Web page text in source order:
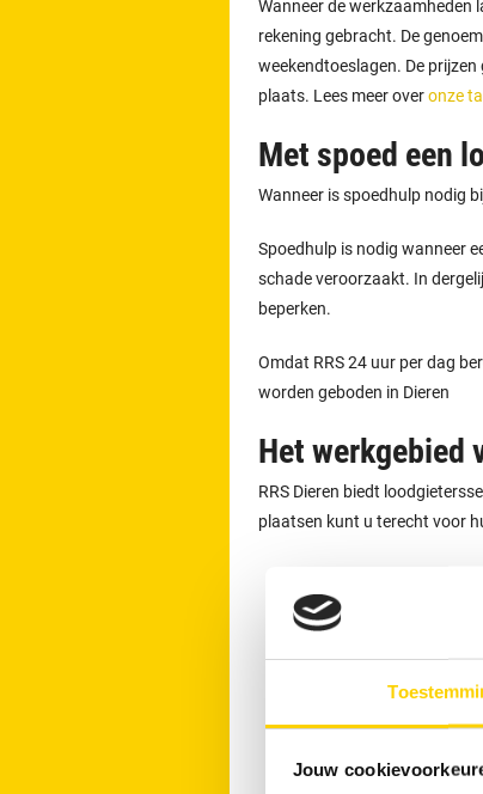
Jouw
Wanneer de werkzaamheden
rekening gebracht. De
weekendtoeslagen. De
plaats. Lees meer overonze
Met spoed een
Wanneer is spoedhulp nodig
Spoedhulp is nodig wanneer
schade veroorzaakt. In
beperken.
Omdat RRS 24 uur per dag
worden geboden in Dieren
Het werkgebied
RRS Dieren biedt
plaatsen kunt u terecht voor
Eerbeek
Zevenaar